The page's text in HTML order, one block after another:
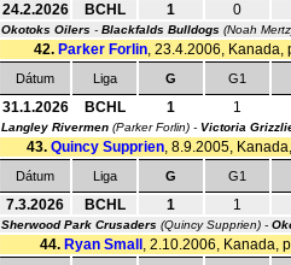
24.2.2026 BCHL 1 0
Okotoks Oilers - Blackfalds Bulldogs (Noah
42. Parker Forlin, 23.4.2006, Kanada,
Dátum Liga G G1
31.1.2026 BCHL 1 1
Langley Rivermen (Parker Forlin) - Victoria
43. Quincy Supprien, 8.9.2005,
Dátum Liga G G1
7.3.2026 BCHL 1 1
Sherwood Park Crusaders (Quincy Supprien) -
44. Ryan Small , 2.10.2006, Kanada,